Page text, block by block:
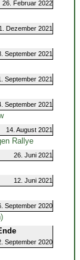
26. Februar 2022
Dezember 2021
September 2021
September 2021
September 2021
14. August 2021
Rallye
26. Juni 2021
12. Juni 2021
September 2020
September 2020